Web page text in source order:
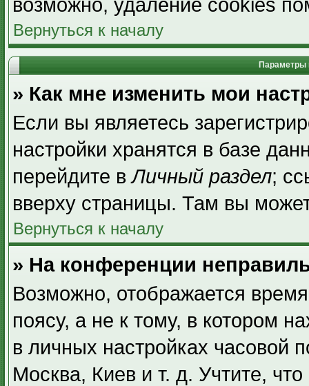
возможно, удаление cookies
Вернуться к началу
Параметры
» Как мне изменить мои
Если вы являетесь
настройки хранятся в базе
перейдите вЛичный раздел;
вверху страницы. Там вы
Вернуться к началу
» На конференции
Возможно, отображается
поясу, а не к тому, в котором
в личных настройках часовой
Москва, Киев и т. д. Учтите,